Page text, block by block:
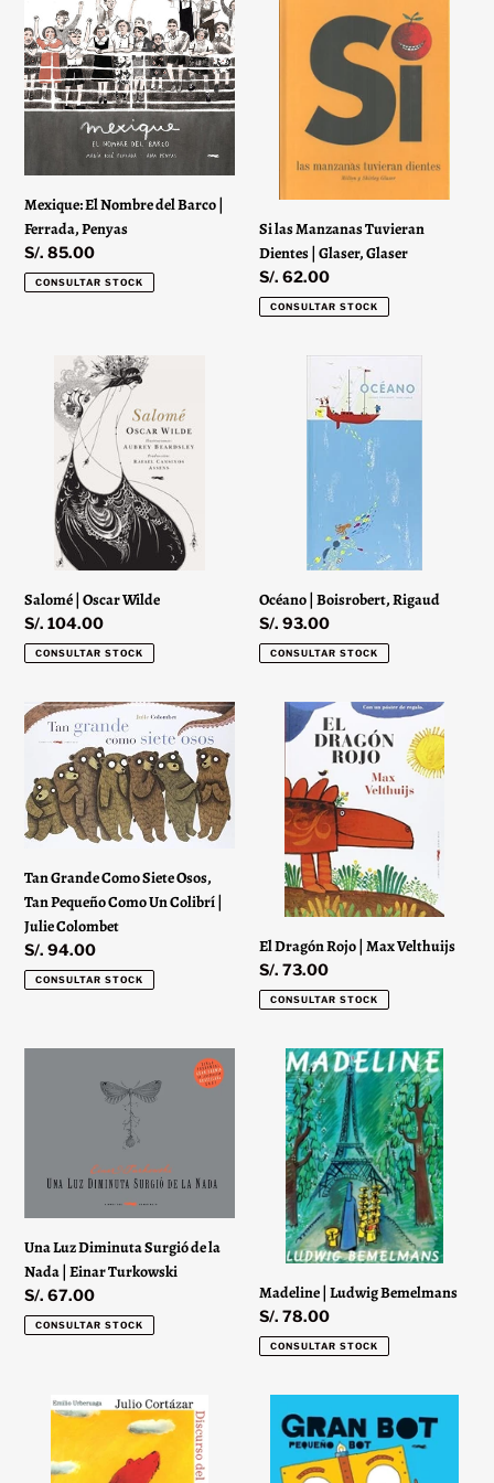
El
Nombre
del
Barco
|
Mexique: El Nombre del Barco |
Ferrada, Penyas
Precio
habitual
S/. 85.00
CONSULTAR STOCK
Manzanas
Tuvieran
Glaser,
Glaser
Si las Manzanas Tuvieran
Dientes | Glaser, Glaser
Precio
habitual
S/. 62.00
CONSULTAR STOCK
Salomé
Oscar
Wilde
Salomé | Oscar Wilde
Precio
habitual
S/. 104.00
CONSULTAR STOCK
Boisrobert,
Océano | Boisrobert, Rigaud
Precio
habitual
S/. 93.00
CONSULTAR STOCK
Tan
Grande
Como
Siete
Osos,
Tan
Como
Un
Colibrí
|
Julie
Tan Grande Como Siete Osos,
Tan Pequeño Como Un Colibrí |
Julie Colombet
Precio
habitual
S/. 94.00
CONSULTAR STOCK
Dragón
Max
Velthuijs
El Dragón Rojo | Max Velthuijs
Precio
habitual
S/. 73.00
CONSULTAR STOCK
Einar
Turkowski
Una Luz Diminuta Surgió de la
Nada | Einar Turkowski
Precio
habitual
S/. 67.00
CONSULTAR STOCK
Madeline
Ludwig
Bemelmans
Madeline | Ludwig Bemelmans
Precio
habitual
S/. 78.00
CONSULTAR STOCK
Discurso
Oso
Bot,
Pequeño
Bot: